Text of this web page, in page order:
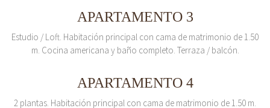
APARTAMENTO 3
Estudio / Loft. Habitación principal con cama de matrimonio de 1.50
m. Cocina americana y baño completo. Terraza / balcón.
APARTAMENTO 4
2 plantas. Habitación principal con cama de matrimonio de 1.50 m.